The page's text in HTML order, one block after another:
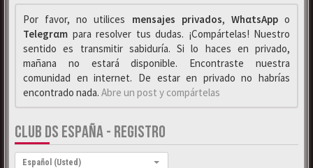
Por favor, no utilices mensajes privados, WhαtsAppo
Telegrαm para resolver tus dudas. ¡Compártelas! Nuestro
sentido es transmitir sabiduría. Si lo haces en privado,
mañana no estará disponible. Encontraste nuestra
comunidad en internet. De estar en privado no habrías
encontrado nada. Abre un post y compártelas
CLUB DS ESPAÑA - REGISTRO
Idioma:
Español (Usted)